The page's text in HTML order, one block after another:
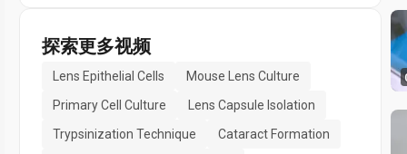
探索更多视频
Lens Epithelial Cells
Mouse Lens Culture
Primary Cell Culture
Lens Capsule Isolation
Trypsinization Technique
Cataract Formation